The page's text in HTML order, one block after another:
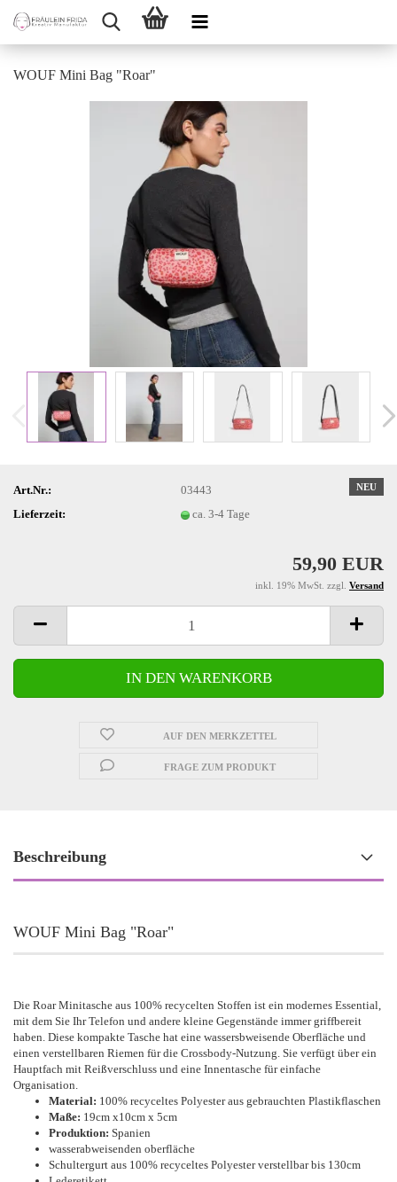
WOUF Mini Bag "Roar"
NEU
Art.Nr.:
03443
Lieferzeit:
ca. 3-4 Tage
59,90 EUR
inkl. 19% MwSt. zzgl. Versand
AUF DEN MERKZETTEL
FRAGE ZUM PRODUKT
Beschreibung
WOUF Mini Bag "Roar"
Die Roar Minitasche aus 100% recycelten Stoffen ist ein modernes Essential,
mit dem Sie Ihr Telefon und andere kleine Gegenstände immer griffbereit
haben. Diese kompakte Tasche hat eine wassersbweisende Oberfläche und
einen verstellbaren Riemen für die Crossbody-Nutzung. Sie verfügt über ein
Hauptfach mit Reißverschluss und eine Innentasche für einfache
Organisation.
Material: 100% recyceltes Polyester aus gebrauchten Plastikflaschen
Maße: 19cm x10cm x 5cm
Produktion: Spanien
wasserabweisenden oberfläche
Schultergurt aus 100% recyceltes Polyester verstellbar bis 130cm